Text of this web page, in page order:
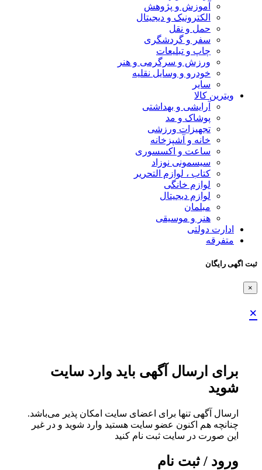
آموزش و پژوهش
الکترونیک و دیجیتال
حمل و نقل
سفر و گردشگری
چاپ و تبلیعات
ورزش و سرگرمی و هنر
خودرو و وسایل نقلیه
سایر
ویترین کالا
آرایشی و بهداشتی
پوشاک و مد
تجهیزات ورزشی
خانه و آشپزخانه
ساعت و اکسسوری
سیسمونی نوزاد
کتاب ، لوازم التحریر
لوازم خانگی
لوازم دیجیتال
مبلمان
هنر و موسیقی
ادارت دولتی
متفرقه
ثبت اگهی رایگان
×
×
برای ارسال آگهی باید وارد سایت
شوید
ارسال آگهی تنها برای اعضای سایت امکان پذیر می‌باشد.
چنانچه هم‌ اکنون عضو سایت هستید وارد شوید و در غیر
این صورت در سایت ثبت نام کنید
ورود / ثبت نام